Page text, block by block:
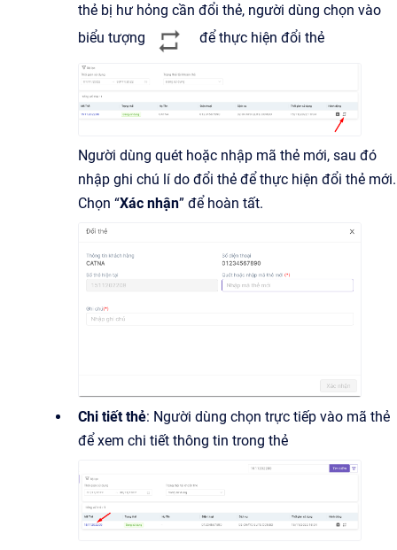
thẻ bị hư hỏng cần đổi thẻ, người dùng chọn vào
biểu tượng
để thực hiện đổi thẻ
Người dùng quét hoặc nhập mã thẻ mới, sau đó
nhập ghi chú lí do đổi thẻ để thực hiện đổi thẻ mới.
Chọn “Xác nhận” để hoàn tất.
Chi tiết thẻ: Người dùng chọn trực tiếp vào mã thẻ
để xem chi tiết thông tin trong thẻ